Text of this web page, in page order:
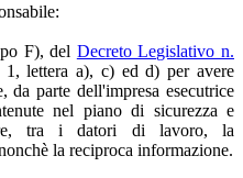
F), del Decreto Legislativo n.
1, lettera a), c) ed d) per avere
da parte dell'impresa esecutrice
nel piano di sicurezza e
tra i datori di lavoro, la
la reciproca informazione.